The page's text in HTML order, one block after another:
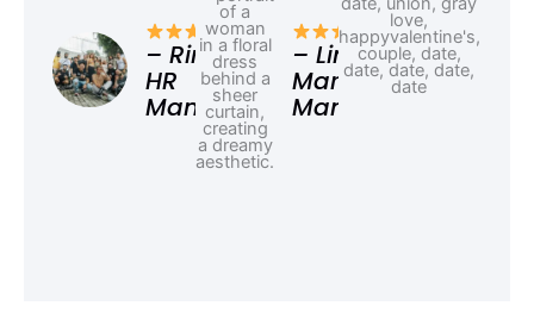
– Rina,
HR
Manager
– Linda,
Marketing
Manager